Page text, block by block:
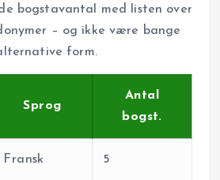
bogstavantal med listen over
– og ikke være bange
form.
Sprog
Antal
bogst.
Fransk 5